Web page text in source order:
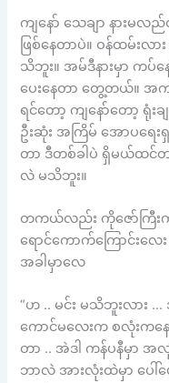
ကျနော် သေချာ နား
ဖြစ်နေတာပဲ။ ဝန်ထမ်းလ
သိဘူး။ အမ်ဒီနားမှာ ကပ်
ပေးနေတာ တွေ့တယ်။
ရင်တော့ ကျနော်တော့ ရုံး
ဦးဆုံး အကြိမ် အောပရေးရှ
တာ ဒီတစ်ခါပဲ ရှိမယ်ထင်တ
လဲ မသိဘူး။
တကယ်လည်း ကိုဇော်ကြီးက ပ
ရောင်ကောက်ကြောင်းလ
အခါမှာလေ
“ဟ .. မင်း မသိဘူးလား
ကောင်မလေးက စလုံးကနေ
တာ .. အဲဒါ ကန်ပနီမှာ
ဘာလဲ အားလုံးထဲမှာ ပေါ်